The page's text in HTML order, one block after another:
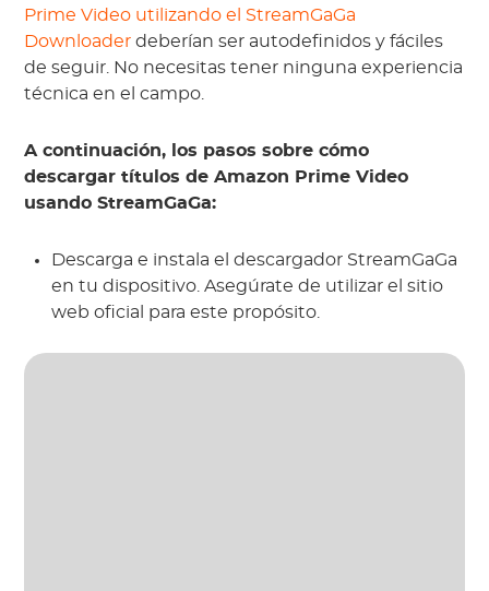
Prime Video utilizando el StreamGaGa
Downloader deberían ser autodefinidos y fáciles
de seguir. No necesitas tener ninguna experiencia
técnica en el campo.
A continuación, los pasos sobre cómo
descargar títulos de Amazon Prime Video
usando StreamGaGa:
Descarga e instala el descargador StreamGaGa
en tu dispositivo. Asegúrate de utilizar el sitio
web oficial para este propósito.